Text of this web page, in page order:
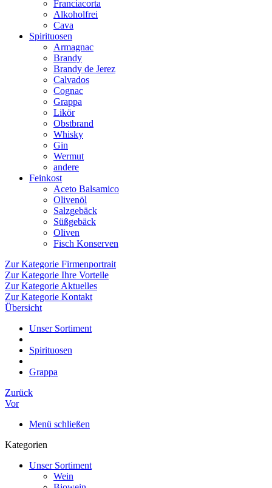
Franciacorta
Alkoholfrei
Cava
Spirituosen
Armagnac
Brandy
Brandy de Jerez
Calvados
Cognac
Grappa
Likör
Obstbrand
Whisky
Gin
Wermut
andere
Feinkost
Aceto Balsamico
Olivenöl
Salzgebäck
Süßgebäck
Oliven
Fisch Konserven
Zur Kategorie Firmenportrait
Zur Kategorie Ihre Vorteile
Zur Kategorie Aktuelles
Zur Kategorie Kontakt
Übersicht
Unser Sortiment
Spirituosen
Grappa
Zurück
Vor
Menü schließen
Kategorien
Unser Sortiment
Wein